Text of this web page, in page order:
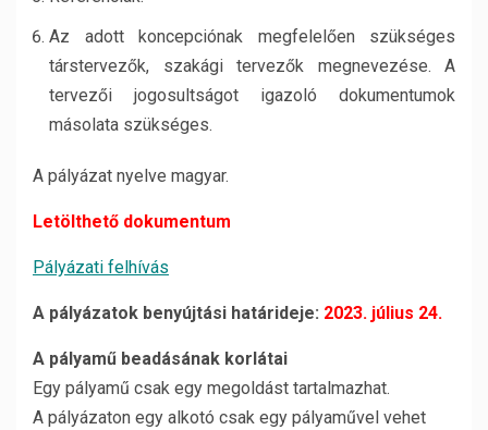
Az adott koncepciónak megfelelően szükséges
társtervezők, szakági tervezők megnevezése. A
tervezői jogosultságot igazoló dokumentumok
másolata szükséges.
A pályázat nyelve magyar.
Letölthető dokumentum
Pályázati felhívás
A pályázatok benyújtási határideje: 2023. július 24.
A pályamű beadásának korlátai
Egy pályamű csak egy megoldást tartalmazhat.
A pályázaton egy alkotó csak egy pályaművel vehet